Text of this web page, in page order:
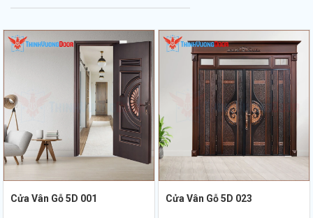
Cửa Vân Gỗ 5D 001 Cửa Vân Gỗ 5D 023